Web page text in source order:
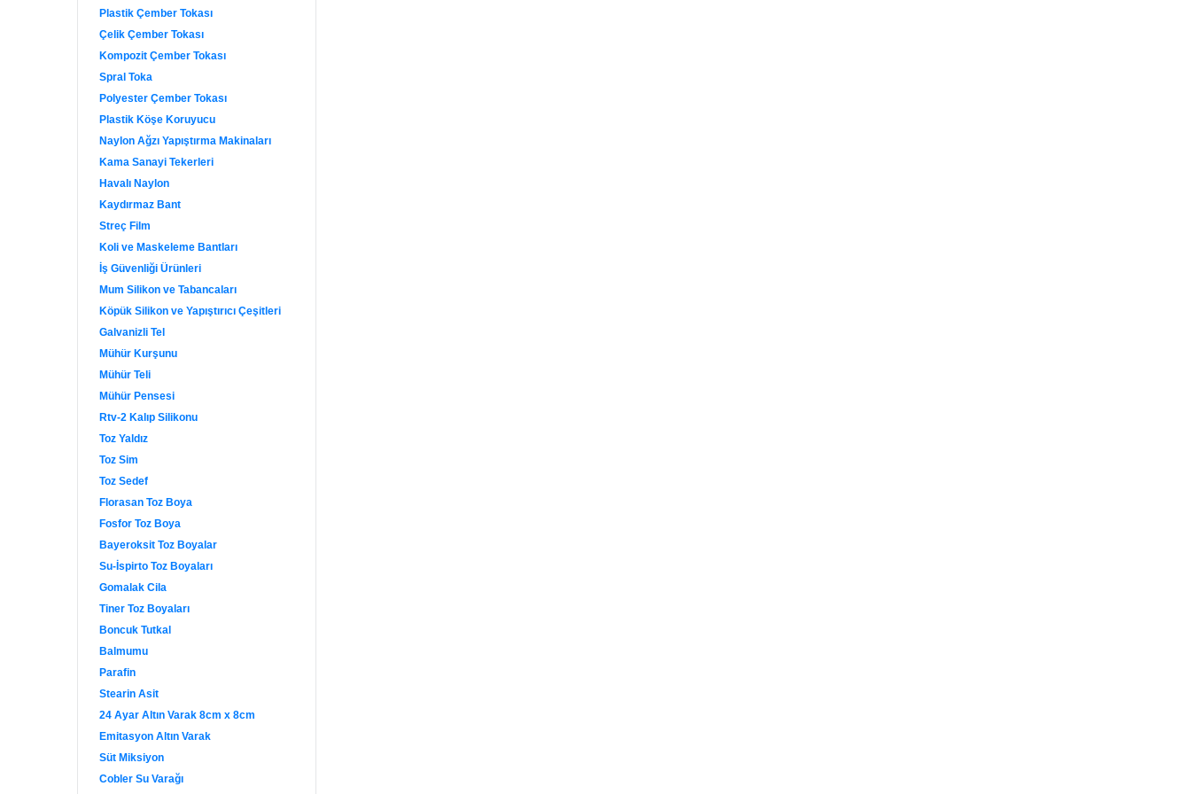
Plastik Çember Tokası
Çelik Çember Tokası
Kompozit Çember Tokası
Spral Toka
Polyester Çember Tokası
Plastik Köşe Koruyucu
Naylon Ağzı Yapıştırma Makinaları
Kama Sanayi Tekerleri
Havalı Naylon
Kaydırmaz Bant
Streç Film
Koli ve Maskeleme Bantları
İş Güvenliği Ürünleri
Mum Silikon ve Tabancaları
Köpük Silikon ve Yapıştırıcı Çeşitleri
Galvanizli Tel
Mühür Kurşunu
Mühür Teli
Mühür Pensesi
Rtv-2 Kalıp Silikonu
Toz Yaldız
Toz Sim
Toz Sedef
Florasan Toz Boya
Fosfor Toz Boya
Bayeroksit Toz Boyalar
Su-İspirto Toz Boyaları
Gomalak Cila
Tiner Toz Boyaları
Boncuk Tutkal
Balmumu
Parafin
Stearin Asit
24 Ayar Altın Varak 8cm x 8cm
Emitasyon Altın Varak
Süt Miksiyon
Cobler Su Varağı